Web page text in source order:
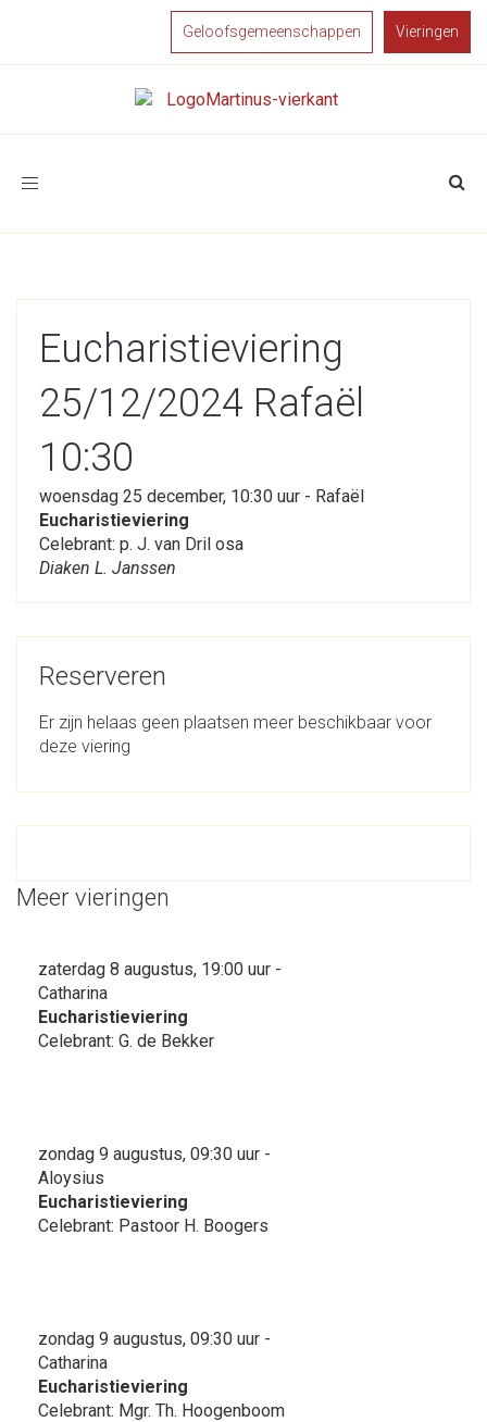
Geloofsgemeenschappen Vieringen
Toggle
Eucharistieviering
25/12/2024 Rafaël
10:30
woensdag 25 december, 10:30 uur - Rafaël
Eucharistieviering
Celebrant: p. J. van Dril osa
Diaken L. Janssen
Reserveren
Er zijn helaas geen plaatsen meer beschikbaar voor
deze viering
Meer vieringen
zaterdag 8 augustus, 19:00 uur -
Catharina
Eucharistieviering
Celebrant: G. de Bekker
zondag 9 augustus, 09:30 uur -
Aloysius
Eucharistieviering
Celebrant: Pastoor H. Boogers
zondag 9 augustus, 09:30 uur -
Catharina
Eucharistieviering
Celebrant: Mgr. Th. Hoogenboom